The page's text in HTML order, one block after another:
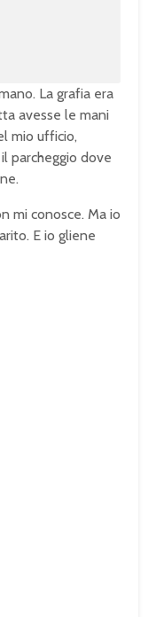
La grafia era
avesse le mani
mio ufficio,
parcheggio dove
mi conosce. Ma io
E io gliene